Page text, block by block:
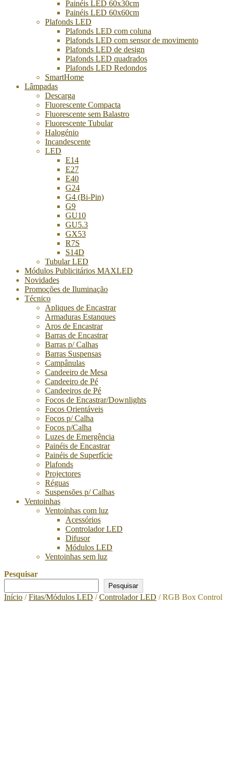
Painéis LED 60x30cm
Painéis LED 60x60cm
Plafonds LED
Plafonds LED com coluna
Plafonds LED com sensor de movimento
Plafonds LED de design
Plafonds LED quadrados
Plafonds LED Redondos
SmartHome
Lâmpadas
Descarga
Fluorescente Compacta
Fluorescente sem Balastro
Fluorescente Tubular
Halogénio
Incandescente
LED
E14
E27
E40
G24
G4 (Bi-Pin)
G9
GU10
GU5.3
GX53
R7S
S14D
Tubular LED
Módulos Publicitários MAXLED
Novidades
Promoções de Iluminação
Técnico
Apliques de Encastrar
Armaduras Estanques
Aros de Encastrar
Barras de Encastrar
Barras p/ Calhas
Barras Suspensas
Campânulas
Candeeiro de Mesa
Candeeiro de Pé
Candeeiros de Pé
Focos de Encastrar/Downlights
Focos Orientáveis
Focos p/ Calha
Focos p/Calha
Luzes de Emergência
Painéis de Encastrar
Painéis de Superfície
Plafonds
Projectores
Réguas
Suspensões p/ Calhas
Ventoinhas
Ventoinhas com luz
Acessórios
Controlador LED
Difusor
Módulos LED
Ventoinhas sem luz
Pesquisar
Pesquisar
Início /Fitas/Módulos LED /Controlador LED / RGB Box Control